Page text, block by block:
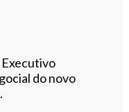
Executivo
do novo